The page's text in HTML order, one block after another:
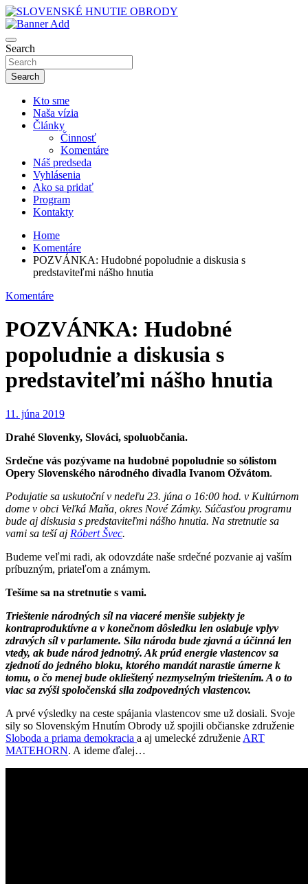
Skip
to
content
SLOVENSKÉ HNUTIE OBRODY
Search
Search
Kto sme
Naša vízia
Články
Činnosť
Komentáre
Náš predseda
Vyhlásenia
Ako sa pridať
Program
Kontakty
Home
Komentáre
POZVÁNKA: Hudobné popoludnie a diskusia s
predstaviteľmi nášho hnutia
Komentáre
POZVÁNKA: Hudobné
popoludnie a diskusia s
predstaviteľmi nášho hnutia
11. júna 2019
Drahé Slovenky, Slováci, spoluobčania.
Srdečne vás pozývame na hudobné popoludnie so sólistom
Opery Slovenského národného divadla Ivanom Ožvátom.
Podujatie sa uskutoční v nedeľu 23. júna o 16:00 hod. v Kultúrnom
dome v obci Veľká Maňa, okres Nové Zámky. Súčasťou programu
bude aj diskusia s predstaviteľmi nášho hnutia. Na stretnutie sa
vami sa teší aj Róbert Švec.
Budeme veľmi radi, ak odovzdáte naše srdečné pozvanie aj vaším
príbuzným, priateľom a známym.
Tešíme sa na stretnutie s vami.
Trieštenie národných síl na viaceré menšie subjekty je
kontraproduktívne a v konečnom dôsledku len oslabuje vplyv
zdravých síl v parlamente. Sila národa bude zjavná a účinná len
vtedy, ak bude národ jednotný. Ak prúd energie vlastencov sa
zjednotí do jedného bloku, ktorého mandát narastie úmerne k
tomu, o čo menej bude oklieštený nezmyselným trieštením. A o to
viac sa zvýši spoločenská sila zodpovedných vlastencov.
A prvé výsledky na ceste spájania vlastencov sme už dosiali. Svoje
sily so Slovenským Hnutím Obrody už spojili občianske združenie
Sloboda a priama demokracia a aj umelecké združenie ART
MATEHORN. A ideme ďalej…